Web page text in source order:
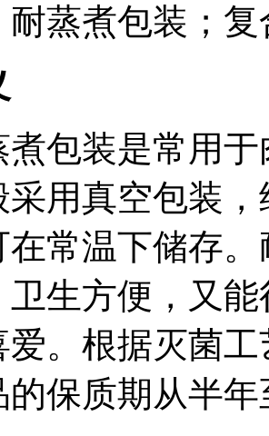
耐蒸煮包装；
煮包装是常用
采用真空包装
在常温下储存
卫生方便，又
爱。根据灭菌
的保质期从半